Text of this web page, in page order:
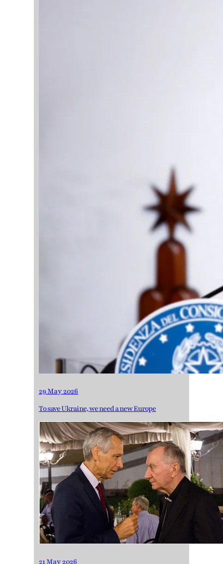
29 May 2026
To save Ukraine, we need a new Europe
21 May 2026